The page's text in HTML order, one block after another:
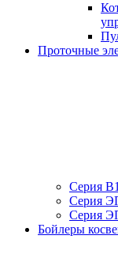
Проточные
Серия В1
Серия
Серия
Бойлеры